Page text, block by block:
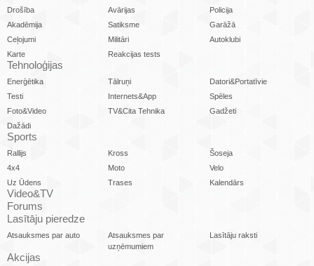
Drošība Avārijas
Policija
Akadēmija
Satiksme
Garāžā
Ceļojumi
Militāri
Autoklubi
Karte
Reakcijas tests
Tehnoloģijas
Enerģētika Tālruņi
Datori&Portatīvie
Testi
Internets&App
Spēles
Foto&Video
TV&Cita Tehnika
Gadžeti
Dažādi
Sports
Rallijs Kross
Šoseja
4x4
Moto
Velo
Uz Ūdens
Trases Kalendārs
Video&TV
Forums
Lasītāju pieredze
Atsauksmes par auto
Atsauksmes par
uzņēmumiem
Lasītāju raksti
Akcijas